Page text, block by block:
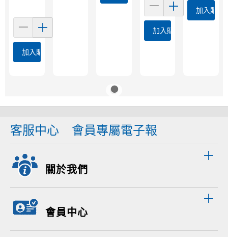
加入購物車
加入購物車
加入購物
客服中心 會員專屬電子報
關於我們
會員中心